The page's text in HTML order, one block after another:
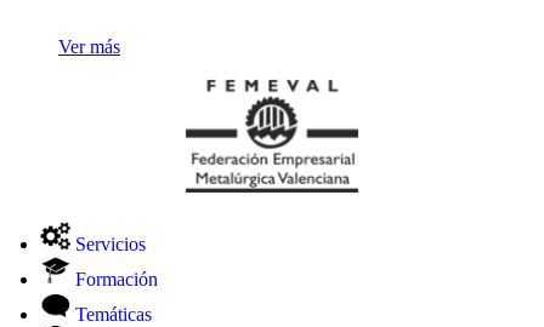
Ver más
Servicios
Formación
Temáticas